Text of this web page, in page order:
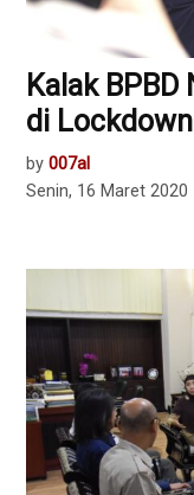
Kalak
di
by 007al
Senin, 16 Maret 2020